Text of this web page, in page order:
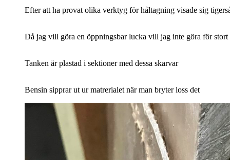
Efter att ha provat olika verktyg för håltagning visade sig
Då jag vill göra en öppningsbar lucka vill jag inte göra för
Tanken är plastad i sektioner med dessa skarvar
Bensin sipprar ut ur matrerialet när man bryter loss det